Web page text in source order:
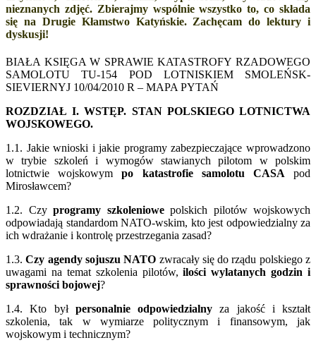
nieznanych zdjęć. Zbierajmy wspólnie wszystko to, co składa
się na Drugie Kłamstwo Katyńskie. Zachęcam do lektury i
dyskusji!
BIAŁA KSIĘGA W SPRAWIE KATASTROFY RZADOWEGO
SAMOLOTU TU-154 POD LOTNISKIEM SMOLEŃSK-
SIEVIERNYJ 10/04/2010 R – MAPA PYTAŃ
ROZDZIAŁ I. WSTĘP. STAN POLSKIEGO LOTNICTWA
WOJSKOWEGO.
1.1. Jakie wnioski i jakie programy zabezpieczające wprowadzono
w trybie szkoleń i wymogów stawianych pilotom w polskim
lotnictwie wojskowympo katastrofie samolotu CASA pod
Mirosławcem?
1.2. Czy programy szkoleniowepolskich pilotów wojskowych
odpowiadają standardom NATO-wskim, kto jest odpowiedzialny za
ich wdrażanie i kontrolę przestrzegania zasad?
1.3.Czy agendy sojuszu NATO zwracały się do rządu polskiego z
uwagami na temat szkolenia pilotów,ilości wylatanych godzin i
sprawności bojowej?
1.4. Kto był personalnie odpowiedzialny za jakość i kształt
szkolenia, tak w wymiarze politycznym i finansowym, jak
wojskowym i technicznym?